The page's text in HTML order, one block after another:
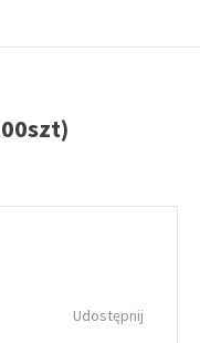
Udostępnij